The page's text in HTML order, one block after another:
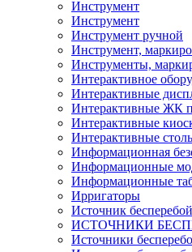
Инструмент
Инструмент
Инструмент ручной
Инструмент,
Инструменты,
Интерактивное
Интерактивные
Интерактивные ЖК
Интерактивные
Интерактивные
Информационная
Информационные
Информационные
Ирригаторы
Источник
ИСТОЧНИКИ
Источники